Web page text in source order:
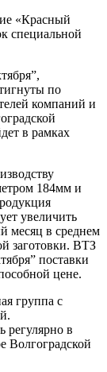
«Красный
специальной
по
компаний и
в рамках
184мм и
увеличить
месяц в среднем
заготовки. ВТЗ
поставки
цене.
группа с
регулярно в
Волгоградской